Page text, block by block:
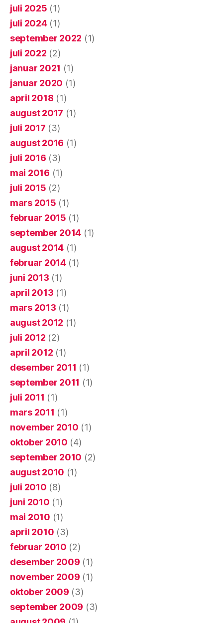
juli 2025 (1)
juli 2024(1)
september 2022 (1)
juli 2022 (2)
januar 2021 (1)
januar 2020 (1)
april 2018 (1)
august 2017 (1)
juli 2017 (3)
august 2016 (1)
juli 2016 (3)
mai 2016 (1)
juli 2015 (2)
mars 2015 (1)
februar 2015 (1)
september 2014 (1)
august 2014 (1)
februar 2014(1)
juni 2013 (1)
april 2013 (1)
mars 2013 (1)
august 2012 (1)
juli 2012 (2)
april 2012 (1)
desember 2011 (1)
september 2011 (1)
juli 2011 (1)
mars 2011 (1)
november 2010 (1)
oktober 2010 (4)
september 2010 (2)
august 2010 (1)
juli 2010 (8)
juni 2010 (1)
mai 2010 (1)
april 2010 (3)
februar 2010 (2)
desember 2009 (1)
november 2009 (1)
oktober 2009 (3)
september 2009 (3)